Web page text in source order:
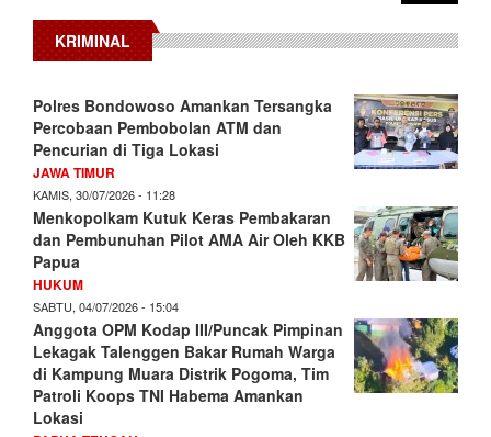
KRIMINAL
Polres Bondowoso Amankan Tersangka
Percobaan Pembobolan ATM dan
Pencurian di Tiga Lokasi
JAWA TIMUR
KAMIS, 30/07/2026 - 11:28
Menkopolkam Kutuk Keras Pembakaran
dan Pembunuhan Pilot AMA Air Oleh KKB
Papua
HUKUM
SABTU, 04/07/2026 - 15:04
Anggota OPM Kodap III/Puncak Pimpinan
Lekagak Talenggen Bakar Rumah Warga
di Kampung Muara Distrik Pogoma, Tim
Patroli Koops TNI Habema Amankan
Lokasi